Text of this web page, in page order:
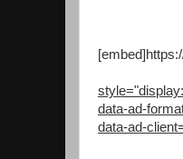
data-ad-
data-ad-